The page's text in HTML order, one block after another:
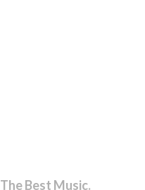
The Best Music.